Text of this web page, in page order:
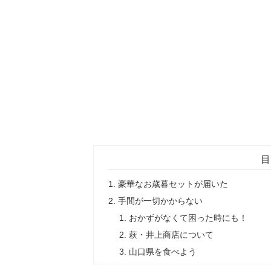
豪華なお歳暮セットが届いた
手間が一切かからない
おかずがなくて困った時にも！
萩・井上商店について
山口県を食べよう